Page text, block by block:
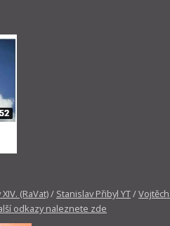
(RaVat)/ Stanislav Přibyl YT/
odkazy naleznete zde